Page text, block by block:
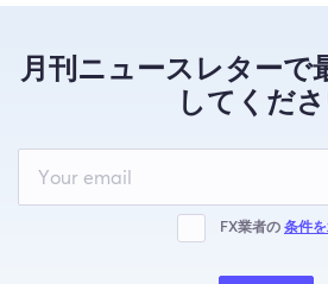
月刊ニュースレターで
してくだ
this
field
blank
FX業者の 条件